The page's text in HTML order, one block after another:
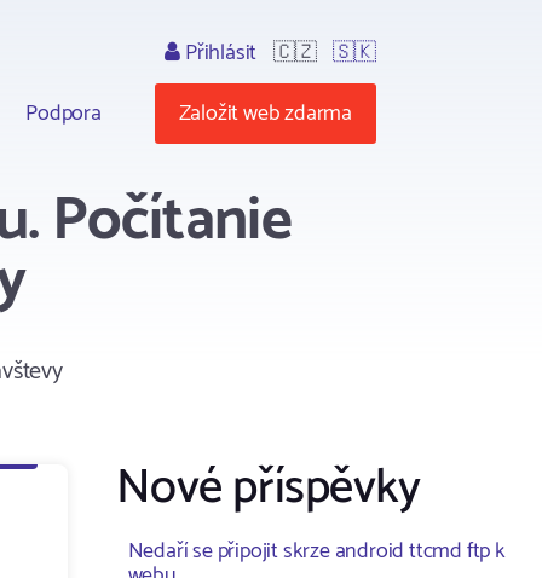
Podpora
Přihlásit 🇨🇿 🇸🇰
Založit web zdarma
Počítanie
Nové příspěvky
Nedaří se připojit skrze android ttcmd ftp k